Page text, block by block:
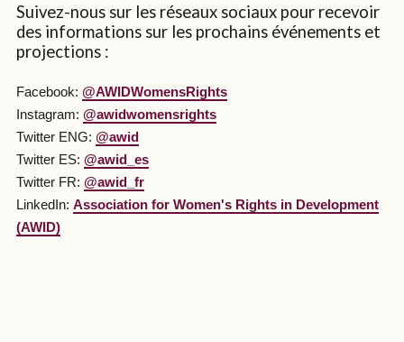
Suivez-nous sur les réseaux sociaux pour recevoir
des informations sur les prochains événements et
projections :
Facebook: @AWIDWomensRights
Instagram: @awidwomensrights
Twitter ENG: @awid
Twitter ES: @awid_es
Twitter FR: @awid_fr
LinkedIn: Association for Women's Rights in Development
(AWID)